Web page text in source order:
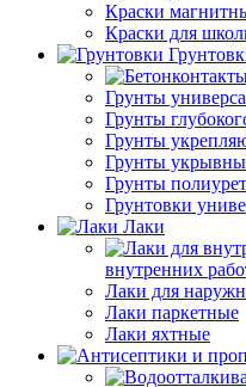
Краски
Краски для
Грунты
Грунты
Грунты
Грунты
Грунты
Грунтовки
Лаки
внутренних
Лаки для
Лаки паркетные
Лаки яхтные